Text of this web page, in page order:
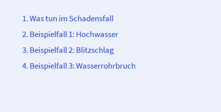
Was tun im Schadensfall
Beispielfall 1: Hochwasser
Beispielfall 2: Blitzschlag
Beispielfall 3: Wasserrohrbruch